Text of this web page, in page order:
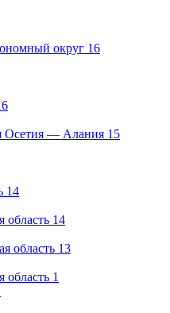
округ 16
Осетия — Алания 15
14
область 14
область 13
область 1